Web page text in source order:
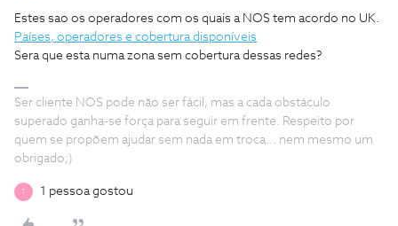
Estes sao os operadores com os quais a NOS tem acordo no UK.
Países, operadores e cobertura disponíveis
Sera que esta numa zona sem cobertura dessas redes?
Ser cliente NOS pode não ser fácil, mas a cada obstáculo
superado ganha-se força para seguir em frente. Respeito por
quem se propõem ajudar sem nada em troca... nem mesmo um
obrigado;)
T 1 pessoa gostou